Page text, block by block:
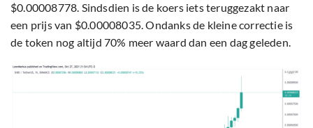
$0.00008778. Sindsdien is de koers iets teruggezakt naar
een prijs van $0.00008035. Ondanks de kleine correctie is
de token nog altijd 70% meer waard dan een dag geleden.